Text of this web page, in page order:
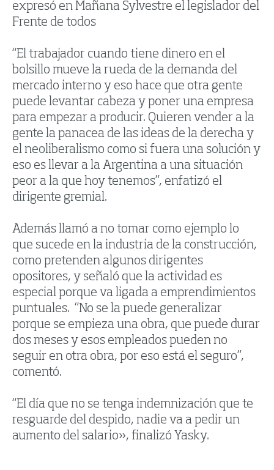
expresó en Mañana Sylvestre el legislador del
Frente de todos
“El trabajador cuando tiene dinero en el
bolsillo mueve la rueda de la demanda del
mercado interno y eso hace que otra gente
puede levantar cabeza y poner una empresa
para empezar a producir. Quieren vender a la
gente la panacea de las ideas de la derecha y
el neoliberalismo como si fuera una solución y
eso es llevar a la Argentina a una situación
peor a la que hoy tenemos”, enfatizó el
dirigente gremial.
Además llamó a no tomar como ejemplo lo
que sucede en la industria de la construcción,
como pretenden algunos dirigentes
opositores, y señaló que la actividad es
especial porque va ligada a emprendimientos
puntuales. “No se la puede generalizar
porque se empieza una obra, que puede durar
dos meses y esos empleados pueden no
seguir en otra obra, por eso está el seguro”,
comentó.
“El día que no se tenga indemnización que te
resguarde del despido, nadie va a pedir un
aumento del salario», finalizó Yasky.